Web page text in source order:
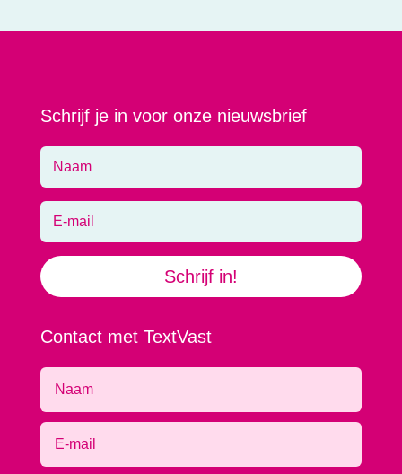
Schrijf je in voor onze nieuwsbrief
Schrijf in!
Contact met TextVast